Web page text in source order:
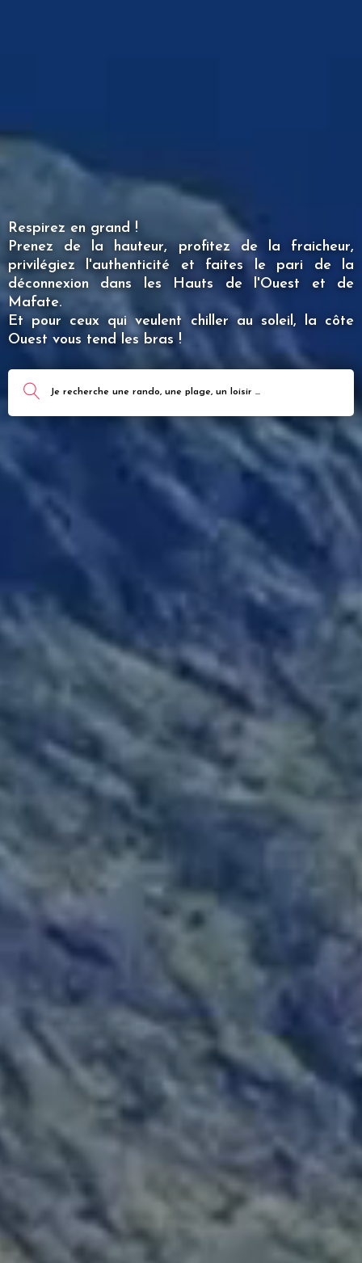
Respirez en grand !
Prenez de la hauteur, profitez de la fraicheur,
privilégiez l'authenticité et faites le pari de la
déconnexion dans les Hauts de l'Ouest et de
Mafate.
Et pour ceux qui veulent chiller au soleil, la côte
Ouest vous tend les bras !
Je recherche une rando, une plage, un loisir ...